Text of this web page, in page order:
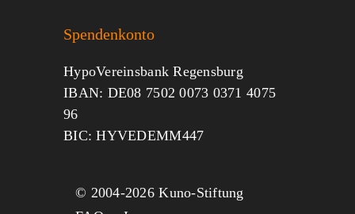
Spendenkonto
HypoVereinsbank Regensburg
IBAN: DE08 7502 0073 0371 4075
96
BIC: HYVEDEMM447
© 2004-2026 Kuno-Stiftung